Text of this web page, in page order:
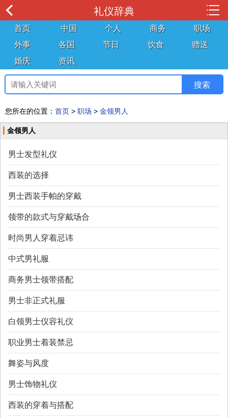
礼仪辞典
首页 中国 个人 商务
职场
外事
各国 节日 饮食
赠送
婚庆
资讯
您所在的位置： 首页 > 职场 > 金领男人
金领男人
男士发型礼仪
西装的选择
男士西装手帕的穿戴
领带的款式与穿戴场合
时尚男人穿着忌讳
中式男礼服
商务男士领带搭配
男士非正式礼服
白领男士仪容礼仪
职业男士着装禁忌
舞姿与风度
男士饰物礼仪
西装的穿着与搭配